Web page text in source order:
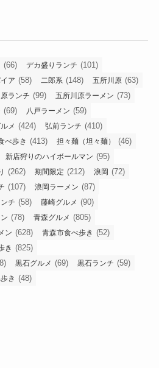
(66) デカ盛りランチ (101)
ア (58) 二郎系 (148) 五所川原 (63)
ランチ (99) 五所川原ラーメン (73)
(69) 八戸ラーメン (59)
メ (424) 弘前ランチ (410)
べ歩き (413) 担々麺（坦々麺） (46)
新店狩りのハイボールマン (95)
(262) 期間限定 (212) 浪岡 (72)
(107) 浪岡ラーメン (87)
チ (58) 藤崎グルメ (90)
(78) 青森グルメ (805)
ン (628) 青森市食べ歩き (52)
き (825)
黒石グルメ (69) 黒石ランチ (59)
き (48)